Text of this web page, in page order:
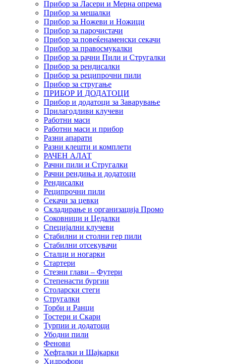
Прибор за Ласери и Мерна опрема
Прибор за мешалки
Прибор за Ножеви и Ножици
Прибор за парочистачи
Прибор за повеќенаменски секачи
Прибор за правосмукалки
Прибор за рачни Пили и Стругалки
Прибор за рендисалки
Прибор за реципрочни пили
Прибор за стругање
ПРИБОР И ДОДАТОЦИ
Прибор и додатоци за Заварување
Прилагодливи клучеви
Работни маси
Работни маси и прибор
Разни апарати
Разни клешти и комплети
РАЧЕН АЛАТ
Рачни пили и Стругалки
Рачни рендиња и додатоци
Рендисалки
Реципрочни пили
Секачи за цевки
Складирање и организација Промо
Соковници и Цедалки
Специјални клучеви
Стабилни и столни гер пили
Стабилни отсекувачи
Сталци и ногарки
Стартери
Стезни глави – Футери
Степенасти бургии
Столарски стеги
Стругалки
Торби и Ранци
Тостери и Скари
Турпии и додатоци
Убодни пили
Фенови
Хефталки и Шајкарки
Хидрофори